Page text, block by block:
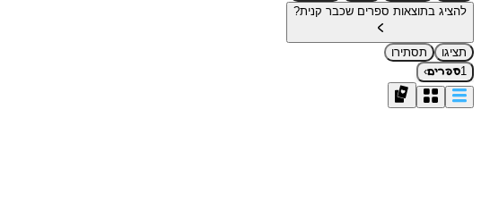
להציג בתוצאות ספרים שכבר קנית?
תציגו
תסתירו
1ספרים›